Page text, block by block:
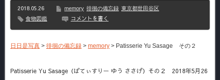
2018.05.26 memory 徘徊の備忘録 東京都世田谷区
食物図鑑
コメントを書く
日日是写真 > 徘徊の備忘録 > memory > Patisserie Yu Sasage その２
Patisserie Yu Sasage（ぱてぃすりー ゆう ささげ）その２ 2018年5月26